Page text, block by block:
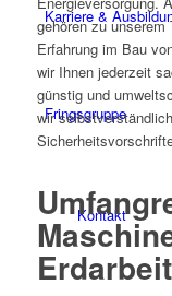
Karriere &
Fringsgruppe
Kontakt
gehören zu
Erfahrung im Bau
wir Ihnen jederzeit
günstig und
wir